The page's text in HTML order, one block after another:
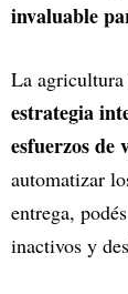
invaluable
La agricultura
estrategia
esfuerzos de
automatizar
entrega,
inactivos y